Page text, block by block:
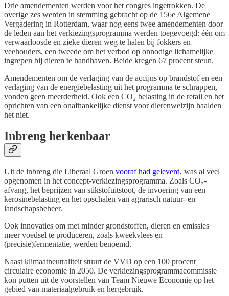
Drie amendementen werden voor het congres ingetrokken. De
overige zes werden in stemming gebracht op de 156e Algemene
Vergadering in Rotterdam, waar nog eens twee amendementen door
de leden aan het verkiezingsprogramma werden toegevoegd: één om
verwaarloosde en zieke dieren weg te halen bij fokkers en
veehouders, een tweede om het verbod op onnodige lichamelijke
ingrepen bij dieren te handhaven. Beide kregen 67 procent steun.
Amendementen om de verlaging van de accijns op brandstof en een
verlaging van de energiebelasting uit het programma te schrappen,
vonden geen meerderheid. Ook een CO₂ belasting in de retail en het
oprichten van een onafhankelijke dienst voor dierenwelzijn haalden
het niet.
Inbreng herkenbaar
Uit de inbreng die Liberaal Groen vooraf had geleverd, was al veel
opgenomen in het concept-verkiezingsprogramma. Zoals CO₂-
afvang, het beprijzen van stikstofuitstoot, de invoering van een
kerosinebelasting en het opschalen van agrarisch natuur- en
landschapsbeheer.
Ook innovaties om met minder grondstoffen, dieren en emissies
meer voedsel te produceren, zoals kweekvlees en
(precisie)fermentatie, werden benoemd.
Naast klimaatneutraliteit stuurt de VVD op een 100 procent
circulaire economie in 2050. De verkiezingsprogrammacommissie
kon putten uit de voorstellen van Team Nieuwe Economie op het
gebied van materiaalgebruik en hergebruik.